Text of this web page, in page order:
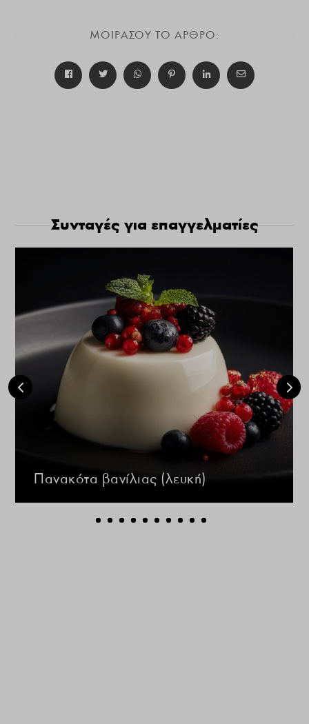
ΜΟΙΡΑΣΟΥ ΤΟ ΑΡΘΡΟ:
Συνταγές για επαγγελματίες
Πανακότα βανίλιας (λευκή)